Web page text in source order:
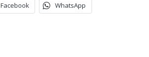
Facebook WhatsApp